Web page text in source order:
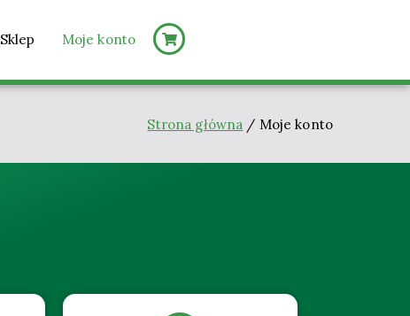
Sklep Moje konto
Strona główna Moje konto